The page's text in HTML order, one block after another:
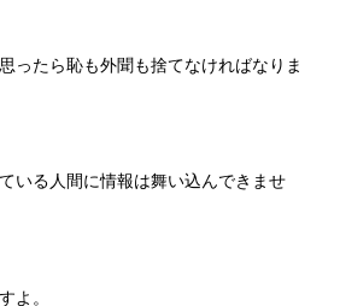
ったら恥も外聞も捨てなければなりま
いる人間に情報は舞い込んできませ
よ。